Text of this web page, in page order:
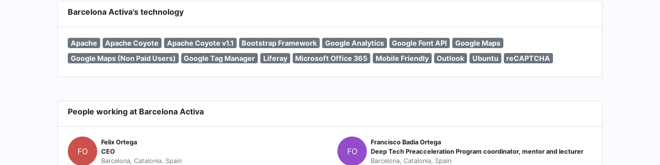
Barcelona Activa's technology
Apache Apache Coyote Apache Coyote v1.1 Bootstrap Framework Google Analytics Google Font API
Google Maps
Google Maps (Non Paid Users)
Google Tag Manager Liferay Microsoft Office 365 Mobile Friendly Outlook Ubuntu reCAPTCHA
People working at Barcelona Activa
FO
Felix Ortega
CEO
Barcelona, Catalonia, Spain
FO
Francisco Badia Ortega
Deep Tech Preacceleration Program coordinator, mentor and lecturer
Barcelona, Catalonia, Spain